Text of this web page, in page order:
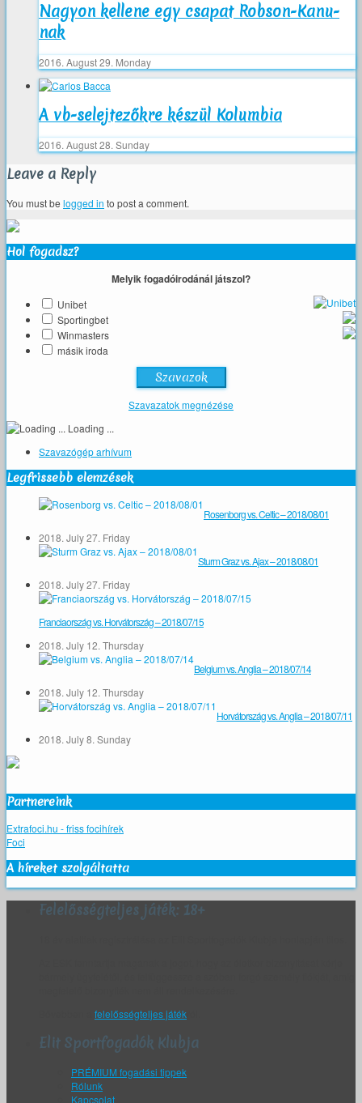
Nagyon kellene egy csapat Robson-Kanu-
nak
2016. August 29. Monday
A vb-selejtezőkre készül Kolumbia
2016. August 28. Sunday
Leave a Reply
You must be logged in to post a comment.
Hol fogadsz?
Melyik fogadóirodánál játszol?
Unibet
Sportingbet
Winmasters
másik iroda
Szavazatok megnézése
Loading ...
Szavazógép arhívum
Legfrissebb elemzések
Rosenborg vs. Celtic – 2018/08/01
2018. July 27. Friday
Sturm Graz vs. Ajax – 2018/08/01
2018. July 27. Friday
Franciaország vs. Horvátország – 2018/07/15
2018. July 12. Thursday
Belgium vs. Anglia – 2018/07/14
2018. July 12. Thursday
Horvátország vs. Anglia – 2018/07/11
2018. July 8. Sunday
Partnereink
Extrafoci.hu - friss focihírek
Foci
A híreket szolgáltatta
Felelősségteljes játék: 18+
felelősségteljes játék
Elit Sportfogadók Klubja
PRÉMIUM fogadási tippek
Rólunk
Kapcsolat